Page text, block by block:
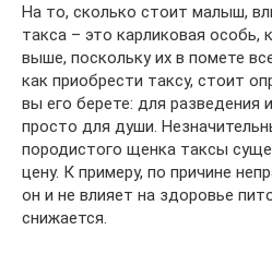
На то, сколько стоит малыш,
такса – это карликовая особь,
выше, поскольку их в помете
как приобрести таксу, стоит
вы его берете: для разведения
просто для души.
породистого щенка таксы
цену. К примеру, по причине
он и не влияет на здоровье
снижается.